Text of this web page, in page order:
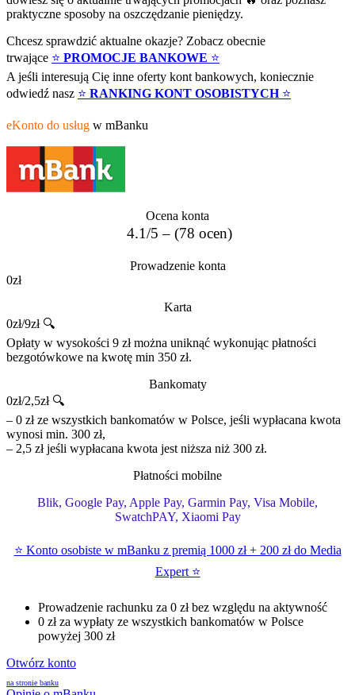
praktyczne sposoby na oszczędzanie pieniędzy.
Chcesz sprawdzić aktualne okazje? Zobacz obecnie
trwające ⭐ PROMOCJE BANKOWE ⭐
A jeśli interesują Cię inne oferty kont bankowych, koniecznie
odwiedź nasz ⭐ RANKING KONT OSOBISTYCH⭐
eKonto do usług w mBanku
Ocena konta
4.1/5 – (78 ocen)
Prowadzenie konta
0zł
Karta
0zł/9zł 🔍
Opłaty w wysokości 9 zł można uniknąć wykonując płatności
bezgotówkowe na kwotę min 350 zł.
Bankomaty
0zł/2,5zł 🔍
– 0 zł ze wszystkich bankomatów w Polsce, jeśli wypłacana kwota
wynosi min. 300 zł,
– 2,5 zł jeśli wypłacana kwota jest niższa niż 300 zł.
Płatności mobilne
Blik, Google Pay, Apple Pay, Garmin Pay, Visa Mobile,
SwatchPAY, Xiaomi Pay
⭐ Konto osobiste w mBanku z premią 1000 zł + 200 zł do Media
Expert ⭐
Prowadzenie rachunku za 0 zł bez względu na aktywność
0 zł za wypłaty ze wszystkich bankomatów w Polsce
powyżej 300 zł
Otwórz konto
na stronie banku